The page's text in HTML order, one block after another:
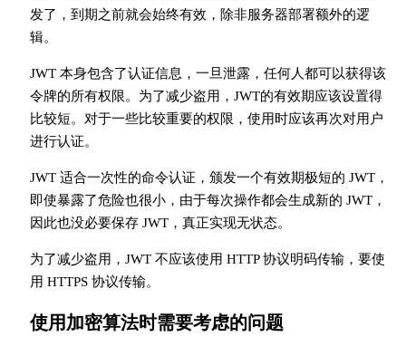
发了，到期之前就会始终有效，除非服务器部署额外的逻
辑。
JWT 本身包含了认证信息，一旦泄露，任何人都可以获得该
令牌的所有权限。为了减少盗用，JWT的有效期应该设置得
比较短。对于一些比较重要的权限，使用时应该再次对用户
进行认证。
JWT 适合一次性的命令认证，颁发一个有效期极短的 JWT，
即使暴露了危险也很小，由于每次操作都会生成新的 JWT，
因此也没必要保存 JWT，真正实现无状态。
为了减少盗用，JWT 不应该使用 HTTP 协议明码传输，要使
用 HTTPS 协议传输。
使用加密算法时需要考虑的问题